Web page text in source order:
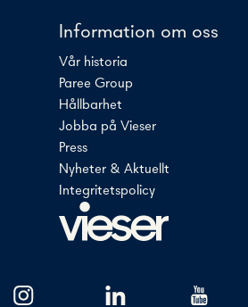
Information om oss
Vår historia
Paree Group
Hållbarhet
Jobba på Vieser
Press
Nyheter & Aktuellt
Integritetspolicy